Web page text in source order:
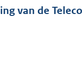
van de